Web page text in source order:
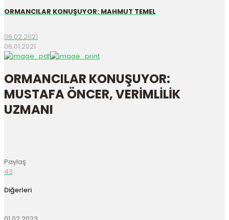
ORMANCILAR KONUŞUYOR: MAHMUT TEMEL
06.02.2021
06.01.2021
ORMANCILAR KONUŞUYOR:
MUSTAFA ÖNCER, VERİMLİLİK
UZMANI
Paylaş
43
Diğerleri